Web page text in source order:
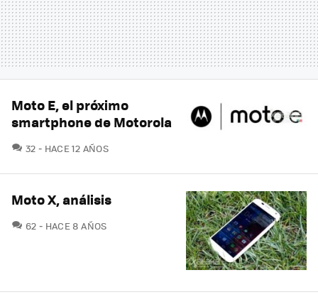
Moto E, el próximo
smartphone de Motorola
32 COMENTARIOS
HACE 12 AÑOS
Moto X, análisis
62 COMENTARIOS
HACE 8 AÑOS